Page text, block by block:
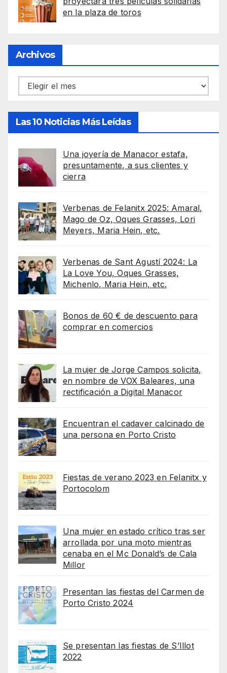
en la plaza de toros
Archivos
Archivos
Las 10 Noticias Más Leídas
Una joyería de Manacor estafa,
presuntamente, a sus clientes y
cierra
Verbenas de Felanitx 2025: Amaral,
Mago de Oz, Oques Grasses, Lori
Meyers, Maria Hein, etc.
Verbenas de Sant Agustí 2024: La
La Love You, Oques Grasses,
Michenlo, Maria Hein, etc.
Bonos de 60 € de descuento para
comprar en comercios
La mujer de Jorge Campos solicita,
en nombre de VOX Baleares, una
rectificación a Digital Manacor
Encuentran el cadaver calcinado de
una persona en Porto Cristo
Fiestas de verano 2023 en Felanitx y
Portocolom
Una mujer en estado crítico tras ser
arrollada por una moto mientras
cenaba en el Mc Donald’s de Cala
Millor
Presentan las fiestas del Carmen de
Porto Cristo 2024
Se presentan las fiestas de S’Illot
2022